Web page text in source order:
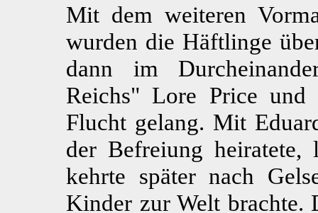
Mit dem weiteren
wurden die Häftlinge
dann im
Reichs" Lore Price
Flucht gelang. Mit
der Befreiung
kehrte später nach
Kinder zur Welt brachte.